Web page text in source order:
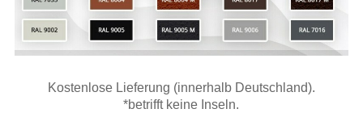
Kostenlose Lieferung (innerhalb Deutschland).
*betrifft keine Inseln.